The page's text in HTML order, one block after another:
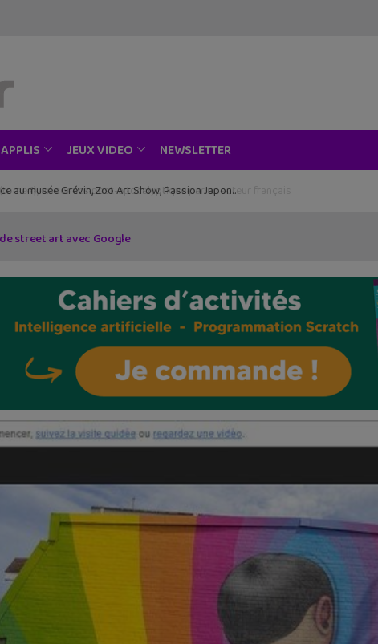
APPLIS JEUX VIDEO NEWSLETTER
au musée Grévin, Zoo Art Show, Passion Japon…
street art avec Google